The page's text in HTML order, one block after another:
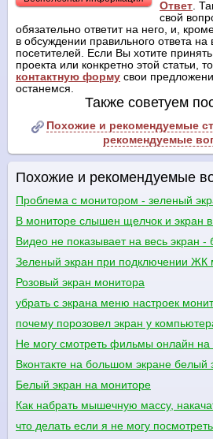
Ответ.
свой
обязательно ответит на него, и,
в обсуждении правильного ответа на
посетителей. Если Вы хотите
проекта или конкретно этой статьи,
контактную форму свои
останемся.
Также советуем
Похожие и рекомендуемые
рекомендуемые
Похожие и рекомендуемые
Проблема с монитором - зеленый
В мониторе слышен щелчок и экран в
Видео не показывает на весь экран -
Зеленый экран при подключении ЖК
Розовый экран монитора
убрать с экрана меню настроек
почему порозовел экран у
Не могу смотреть фильмы онлайн на
Вконтакте на большом экране белый
Белый экран на мониторе
Как набрать мышечную массу,
что делать если я не могу